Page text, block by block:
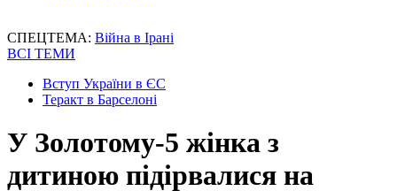
СПЕЦТЕМА: Війна в Ірані
ВСІ ТЕМИ
Вступ України в ЄС
Теракт в Барселоні
У Золотому-5 жінка з
дитиною підірвалися на